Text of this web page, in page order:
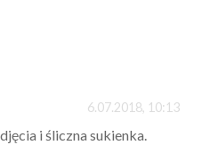
6.07.2018, 10:13
i śliczna sukienka.